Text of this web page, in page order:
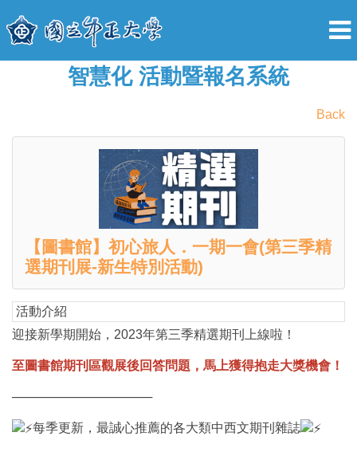
智慧化 活動暨報名系統
Back
【圖書館】初心旅人．一期一會(第三季精
選期刊展-新生特別活動)
活動介紹
迎接新學期開始，2023年第三季精選期刊上線啦！
至圖書館期刊區觀展後回答問題，馬上獲得抱走大獎機會！
────────────────
每季更新，最誠心推薦的各大類中西文期刊雜誌